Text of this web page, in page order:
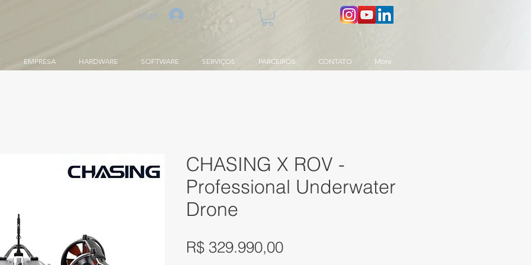
Login
EMPRESA HARDWARE SOFTWARE SERVIÇOS PARCEIROS CONTATO More
CHASING X ROV -
Professional Underwater
Drone
R$ 329.990,00Preço